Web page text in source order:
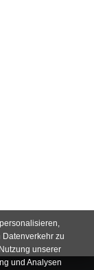
zu
unserer
und Analysen